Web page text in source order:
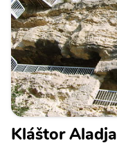
Kláštor Aladja